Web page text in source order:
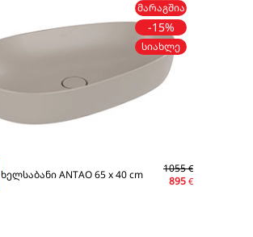
ᲛᲐᲠᲐᲒᲨᲘᲐ
-15%
ᲡᲘᲐᲮᲚᲔ
ხელსაბანი ANTAO 65 x 40 cm 1055€
895 €